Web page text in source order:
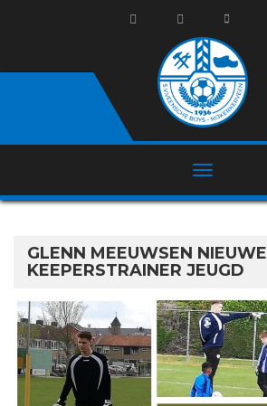
GLENN MEEUWSEN NIEUWE
KEEPERSTRAINER JEUGD